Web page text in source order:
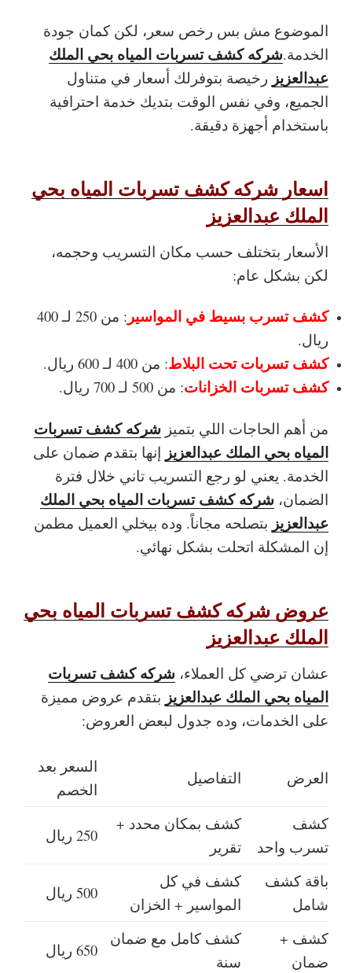
الموضوع مش بس رخص سعر، لكن كمان جودة
الخدمة.شركه كشف تسربات المياه بحي الملك
عبدالعزيز رخيصة بتوفرلك أسعار في متناول
الجميع، وفي نفس الوقت بتديك خدمة احترافية
باستخدام أجهزة دقيقة.
اسعار شركه كشف تسربات المياه بحي
الملك عبدالعزيز
الأسعار بتختلف حسب مكان التسريب وحجمه،
لكن بشكل عام:
كشف تسرب بسيط في المواسير
: من 250 لـ 400
ريال.
كشف تسربات تحت البلاط: من 400 لـ 600 ريال.
كشف تسربات الخزانات: من 500 لـ 700 ريال.
من أهم الحاجات اللي بتميز شركه كشف تسربات
المياه بحي الملك عبدالعزيز إنها بتقدم ضمان على
الخدمة. يعني لو رجع التسريب تاني خلال فترة
الضمان، شركه كشف تسربات المياه بحي الملك
عبدالعزيز بتصلحه مجاناً. وده بيخلي العميل مطمن
إن المشكلة اتحلت بشكل نهائي.
عروض شركه كشف تسربات المياه بحي
الملك عبدالعزيز
عشان ترضي كل العملاء، شركه كشف تسربات
المياه بحي الملك عبدالعزيز بتقدم عروض مميزة
على الخدمات، وده جدول لبعض العروض:
العرض التفاصيل
السعر بعد
الخصم
كشف
تسرب واحد
كشف بمكان محدد +
تقرير
250 ريال
باقة كشف
شامل
كشف في كل
المواسير + الخزان
500 ريال
كشف +
ضمان
كشف كامل مع ضمان
سنة
650 ريال